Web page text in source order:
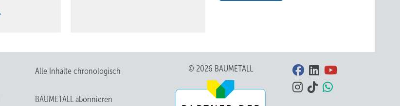
Alle Inhalte chronologisch
BAUMETALL abonnieren
© 2026 BAUMETALL